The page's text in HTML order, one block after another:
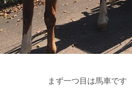
まず一つ目は馬車です